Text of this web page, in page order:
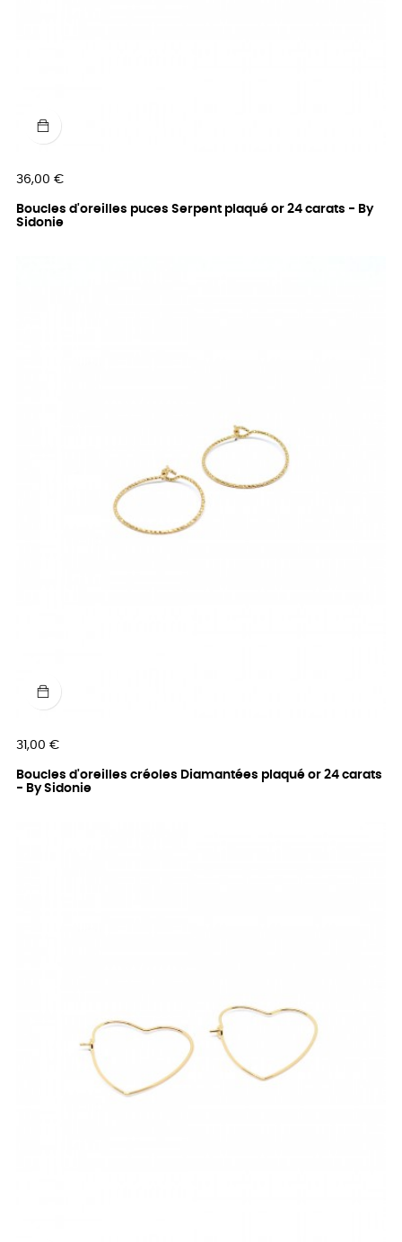
Prix
36,00 €
Boucles d'oreilles puces Serpent plaqué or 24 carats - By
Sidonie
Prix
31,00 €
Boucles d'oreilles créoles Diamantées plaqué or 24 carats
- By Sidonie